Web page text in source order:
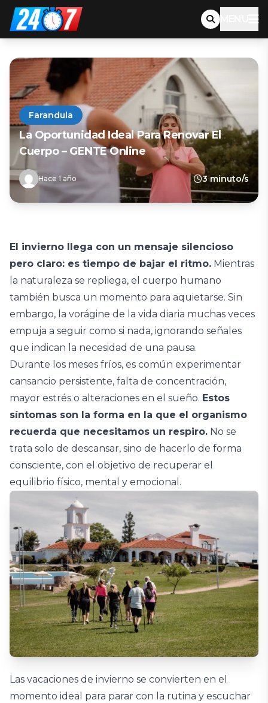
MENU
Farandula
La Oportunidad Ideal Para Renovar El
Cuerpo – GENTE Online
Hace 1 año 3 minuto/s
El invierno llega con un mensaje silencioso
pero claro: es tiempo de bajar el ritmo. Mientras
la naturaleza se repliega, el cuerpo humano
también busca un momento para aquietarse. Sin
embargo, la vorágine de la vida diaria muchas veces
empuja a seguir como si nada, ignorando señales
que indican la necesidad de una pausa.
Durante los meses fríos, es común experimentar
cansancio persistente, falta de concentración,
mayor estrés o alteraciones en el sueño. Estos
síntomas son la forma en la que el organismo
recuerda que necesitamos un respiro. No se
trata solo de descansar, sino de hacerlo de forma
consciente, con el objetivo de recuperar el
equilibrio físico, mental y emocional.
Las vacaciones de invierno se convierten en el
momento ideal para parar con la rutina y escuchar